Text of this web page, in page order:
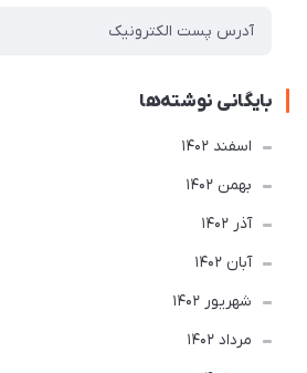
بایگانی نوشته‌ها
اسفند 1402
بهمن 1402
آذر 1402
آبان 1402
شهریور 1402
مرداد 1402